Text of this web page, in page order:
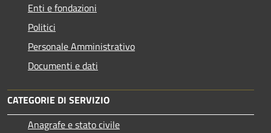
Enti e fondazioni
Politici
Personale Amministrativo
Documenti e dati
CATEGORIE DI SERVIZIO
Anagrafe e stato civile